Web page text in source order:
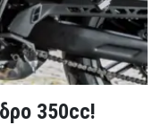
350cc!